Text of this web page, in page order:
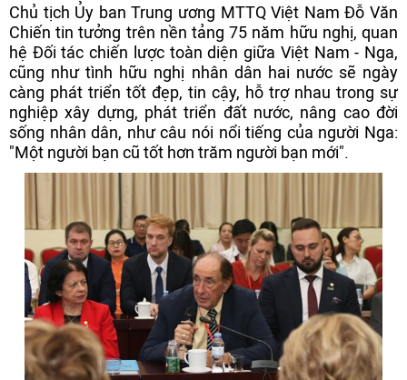
Chủ tịch Ủy ban Trung ương MTTQ Việt Nam Đỗ Văn
Chiến tin tưởng trên nền tảng 75 năm hữu nghị, quan
hệ Đối tác chiến lược toàn diện giữa Việt Nam - Nga,
cũng như tình hữu nghị nhân dân hai nước sẽ ngày
càng phát triển tốt đẹp, tin cậy, hỗ trợ nhau trong sự
nghiệp xây dựng, phát triển đất nước, nâng cao đời
sống nhân dân, như câu nói nổi tiếng của người Nga:
"Một người bạn cũ tốt hơn trăm người bạn mới".